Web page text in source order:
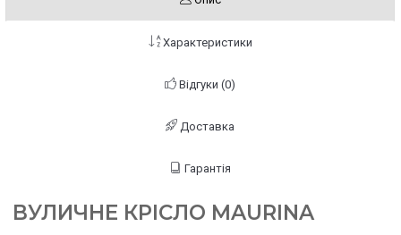
Характеристики
Відгуки (0)
Доставка
Гарантія
ВУЛИЧНЕ КРІСЛО MAURINA